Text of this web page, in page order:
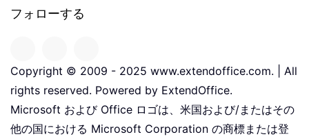
フォローする
Copyright © 2009 - 2025 www.extendoffice.com. | All
rights reserved. Powered by ExtendOffice.
Microsoft および Office ロゴは、米国および/またはその
他の国における Microsoft Corporation の商標または登